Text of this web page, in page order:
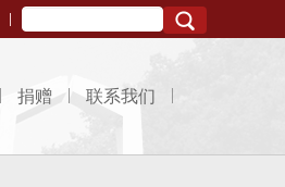
捐赠 联系我们